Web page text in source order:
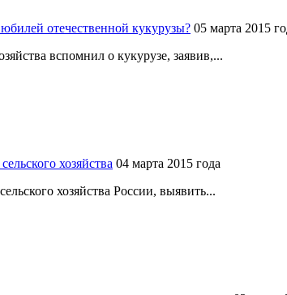
отечественной кукурузы? 05 марта 2015
вспомнил о кукурузе, заявив,...
хозяйства 04 марта 2015 года
хозяйства России, выявить...